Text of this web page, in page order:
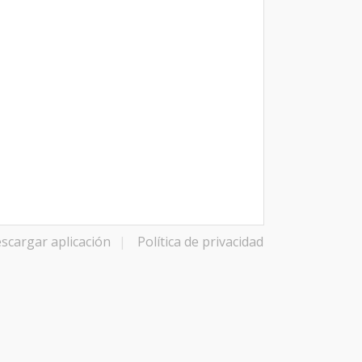
aplicación | Política de privacidad